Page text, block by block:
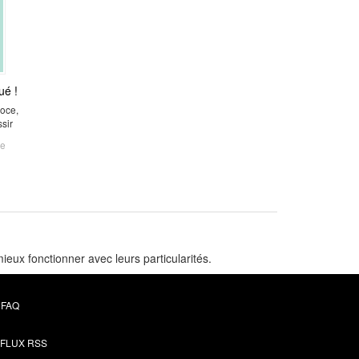
!
fonctionner avec leurs particularités.
FAQ
FLUX RSS